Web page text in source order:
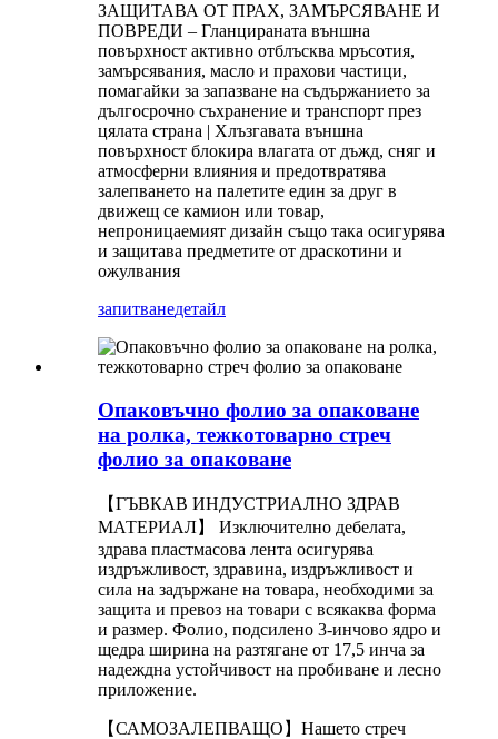
ЗАЩИТАВА ОТ ПРАХ, ЗАМЪРСЯВАНЕ И
ПОВРЕДИ – Гланцираната външна
повърхност активно отблъсква мръсотия,
замърсявания, масло и прахови частици,
помагайки за запазване на съдържанието за
дългосрочно съхранение и транспорт през
цялата страна | Хлъзгавата външна
повърхност блокира влагата от дъжд, сняг и
атмосферни влияния и предотвратява
залепването на палетите един за друг в
движещ се камион или товар,
непроницаемият дизайн също така осигурява
и защитава предметите от драскотини и
ожулвания
запитванедетайл
Опаковъчно фолио за опаковане
на ролка, тежкотоварно стреч
фолио за опаковане
【ГЪВКАВ ИНДУСТРИАЛНО ЗДРАВ
МАТЕРИАЛ】 Изключително дебелата,
здрава пластмасова лента осигурява
издръжливост, здравина, издръжливост и
сила на задържане на товара, необходими за
защита и превоз на товари с всякаква форма
и размер. Фолио, подсилено 3-инчово ядро ​​и
щедра ширина на разтягане от 17,5 инча за
надеждна устойчивост на пробиване и лесно
приложение.
【САМОЗАЛЕПВАЩО】Нашето стреч